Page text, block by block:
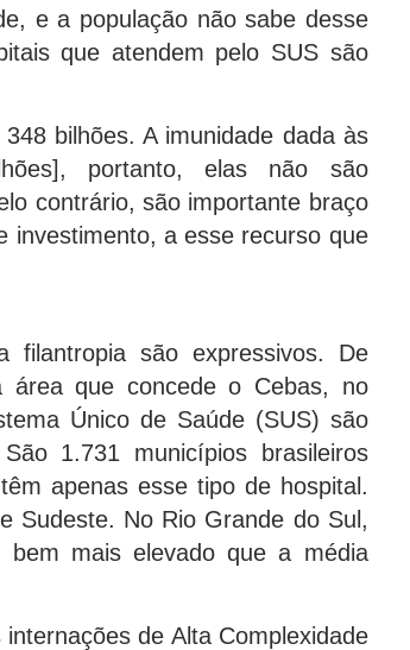
e a população não sabe desse
que atendem pelo SUS são
bilhões. A imunidade dada às
portanto, elas não são
contrário, são importante braço
investimento, a esse recurso que
filantropia são expressivos. De
área que concede o Cebas, no
Único de Saúde (SUS) são
1.731 municípios brasileiros
apenas esse tipo de hospital.
Sudeste. No Rio Grande do Sul,
mais elevado que a média
de Alta Complexidade